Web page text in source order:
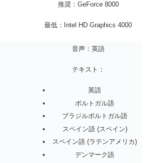
推奨：GeForce 8000
最低：Intel HD Graphics 4000
音声：英語
テキスト：
英語
ポルトガル語
ブラジルポルトガル語
スペイン語 (スペイン)
スペイン語 (ラテンアメリカ)
デンマーク語